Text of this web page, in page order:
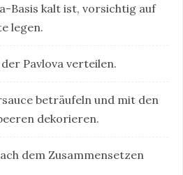
Basis kalt ist, vorsichtig auf
legen.
Pavlova verteilen.
beträufeln und mit den
dekorieren.
dem Zusammensetzen